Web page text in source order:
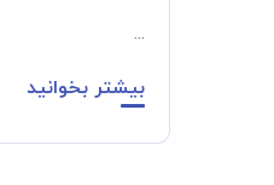
...
بیشتر بخوانید